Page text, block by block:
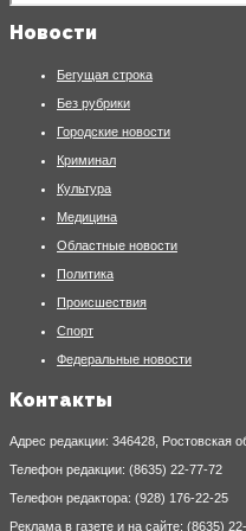
Новости
Бегущая строка
Без рубрики
Городские новости
Криминал
Культура
Медицина
Областные новости
Политика
Происшествия
Спорт
Федеральные новости
Контакты
Адрес редакции: 346428, Ростовская
Телефон редакции: (8635) 22-77-72
Телефон редактора: (928) 176-22-25
Реклама в газете и на сайте: (8635)